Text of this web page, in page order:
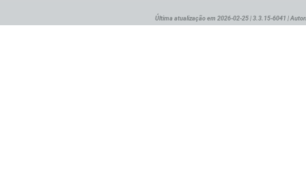
Última atualização em 2026-02-25 | 3.3.15-6041 |